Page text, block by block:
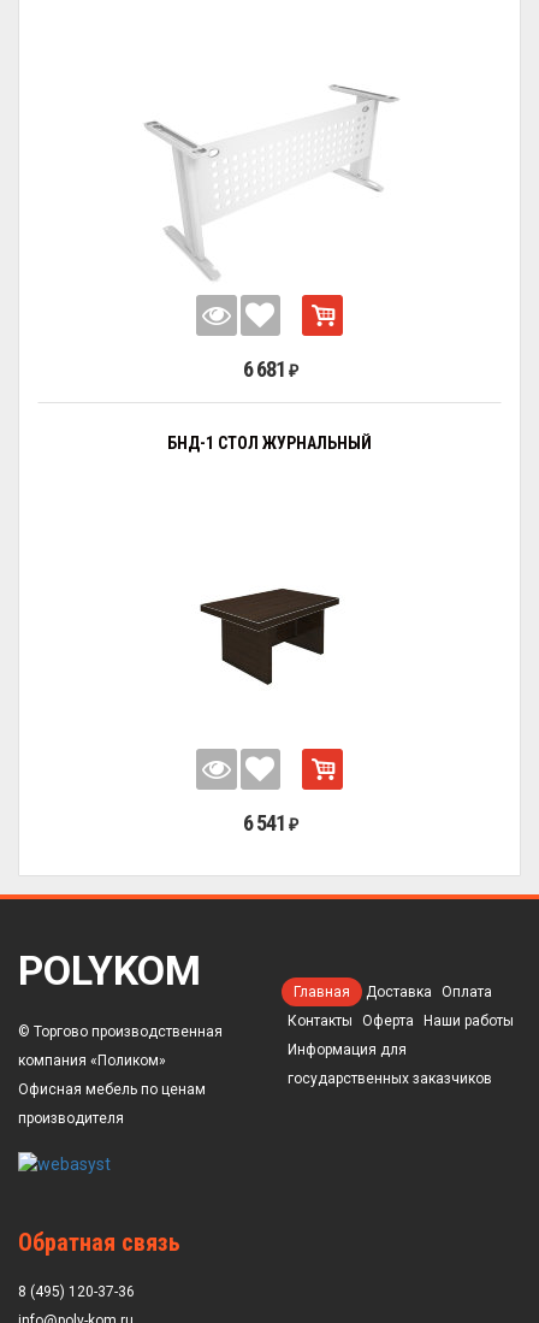
6 681 ₽
БНД-1 СТОЛ ЖУРНАЛЬНЫЙ
6 541 ₽
POLYKOM
© Торгово производственная
компания «Поликом»
Офисная мебель по ценам
производителя
Главная Доставка
Оплата
Контакты
Оферта
Наши работы
Информация для
государственных заказчиков
Обратная связь
8 (495) 120-37-36